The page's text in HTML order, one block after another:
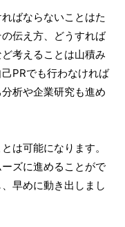
ばならないことはた
伝え方、どうすれば
考えることは山積み
PRでも行わなければ
析や企業研究も進め
は可能になります。
ズに進めることがで
早めに動き出しまし